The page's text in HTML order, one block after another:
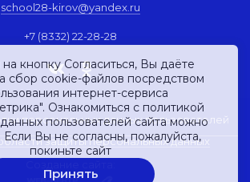
school28-kirov@yandex.ru
+7 (8332) 22-28-28
персональных данных пользователей
защиты персональных данных
кнопку Согласиться, Вы даёте
сбор cookie-файлов посредством
интернет-сервиса
Ознакомиться с политикой
пользователей сайта можно
. Если Вы не согласны, пожалуйста,
покиньте сайт
Принять